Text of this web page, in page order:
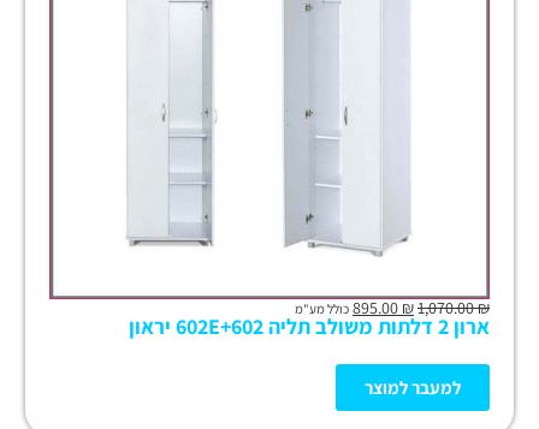
₪
1,070.00
₪ כולל מע"מ
ארון 2 דלתות משולב תליה 602E+602 יראון
למעבר למוצר